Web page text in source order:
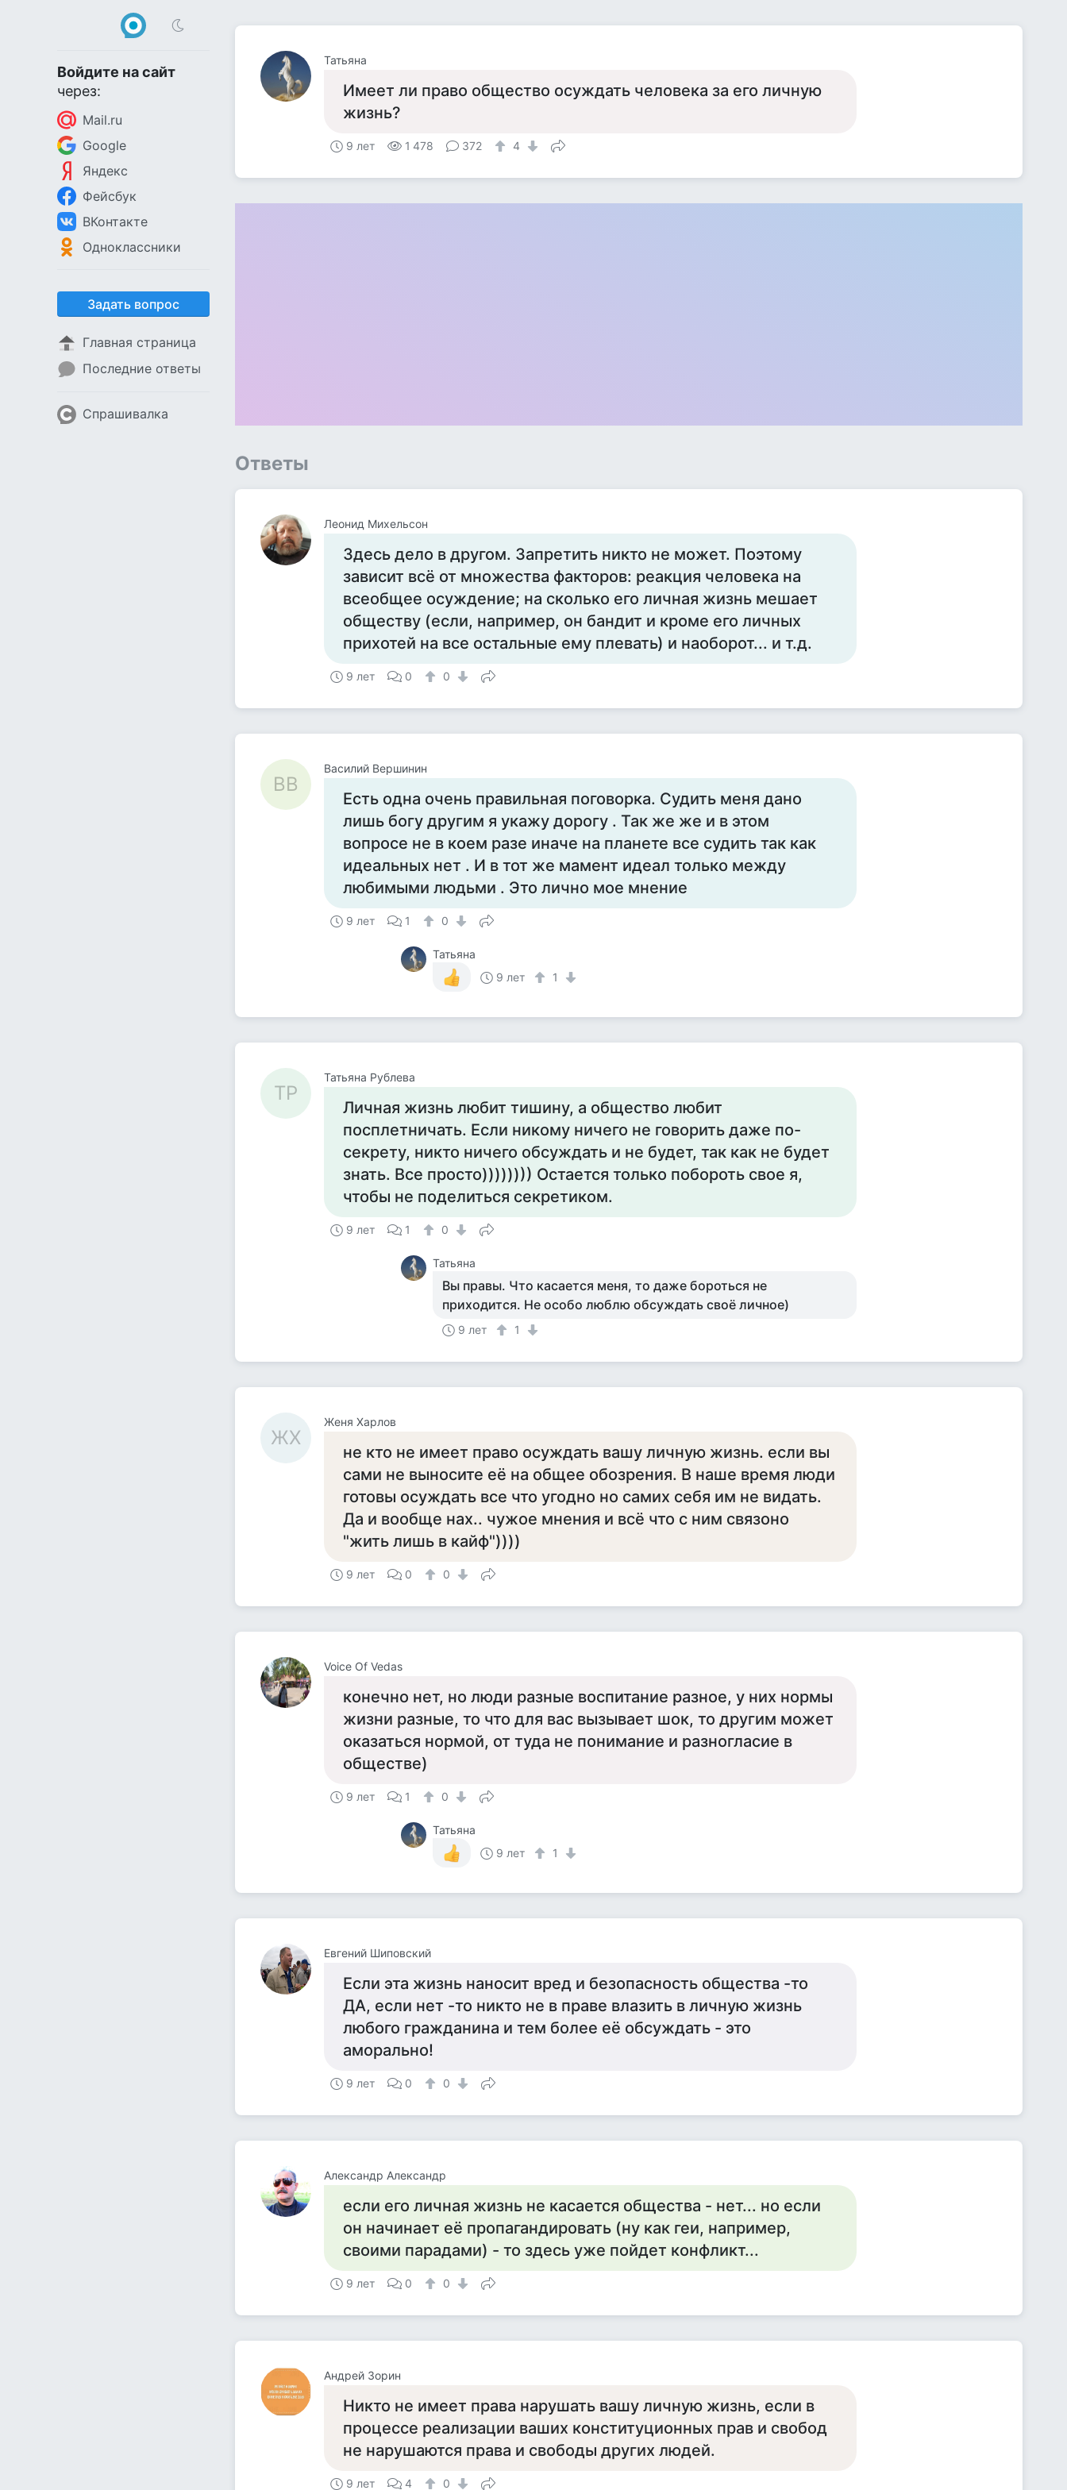
Войдите на сайт
через:
Mail.ru
Google
Яндекс
Фейсбук
ВКонтакте
Одноклассники
Задать вопрос
Главная страница
Последние ответы
Спрашивалка
Татьяна
Имеет ли право общество осуждать человека за его личную
жизнь?
9 лет 1 478 372 4
Ответы
Леонид Михельсон
Здесь дело в другом. Запретить никто не может. Поэтому
зависит всё от множества факторов: реакция человека на
всеобщее осуждение; на сколько его личная жизнь мешает
обществу (если, например, он бандит и кроме его личных
прихотей на все остальные ему плевать) и наоборот... и т.д.
9 лет 0 0
ВВ
Василий Вершинин
Есть одна очень правильная поговорка. Судить меня дано
лишь богу другим я укажу дорогу . Так же же и в этом
вопросе не в коем разе иначе на планете все судить так как
идеальных нет . И в тот же мамент идеал только между
любимыми людьми . Это лично мое мнение
9 лет 1 0
Татьяна
9 лет
1
ТР
Татьяна Рублева
Личная жизнь любит тишину, а общество любит
посплетничать. Если никому ничего не говорить даже по-
секрету, никто ничего обсуждать и не будет, так как не будет
знать. Все просто)))))))) Остается только побороть свое я,
чтобы не поделиться секретиком.
9 лет 1 0
Татьяна
Вы правы. Что касается меня, то даже бороться не
приходится. Не особо люблю обсуждать своё личное)
9 лет 1
ЖХ
Женя Харлов
не кто не имеет право осуждать вашу личную жизнь. если вы
сами не выносите её на общее обозрения. В наше время люди
готовы осуждать все что угодно но самих себя им не видать.
Да и вообще нах.. чужое мнения и всё что с ним связоно
"жить лишь в кайф"))))
9 лет 0 0
Voice Of Vedas
конечно нет, но люди разные воспитание разное, у них нормы
жизни разные, то что для вас вызывает шок, то другим может
оказаться нормой, от туда не понимание и разногласие в
обществе)
9 лет 1 0
Татьяна
9 лет
1
Евгений Шиповский
Если эта жизнь наносит вред и безопасность общества -то
ДА, если нет -то никто не в праве влазить в личную жизнь
любого гражданина и тем более её обсуждать - это
аморально!
9 лет 0 0
Александр Александр
если его личная жизнь не касается общества - нет... но если
он начинает её пропагандировать (ну как геи, например,
своими парадами) - то здесь уже пойдет конфликт...
9 лет 0 0
Андрей Зорин
Никто не имеет права нарушать вашу личную жизнь, если в
процессе реализации ваших конституционных прав и свобод
не нарушаются права и свободы других людей.
9 лет 4 0